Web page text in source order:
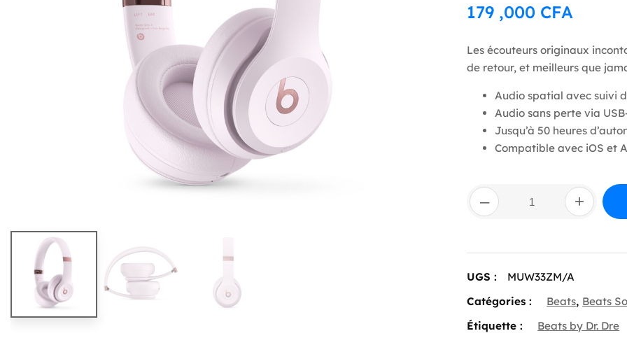
179 ,000 CFA
Les écouteurs originaux
de retour, et meilleurs que
Audio spatial avec suivi
Audio sans perte via
Jusqu’à 50 heures
Compatible avec iOS et
–
quantité
de
Beats
—
On-
Ear
Wireless
Headphones
–
Cloud
+
UGS :
MUW33ZM/A
Catégories :
Beats, Beats
Étiquette :
Beats by Dr. Dre